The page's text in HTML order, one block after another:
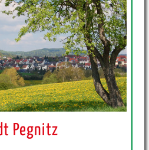
Pegnitz